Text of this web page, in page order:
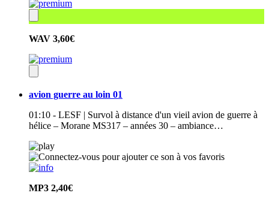
WAV 3,60€
avion guerre au loin 01
01:10 - LESF | Survol à distance d'un vieil avion de guerre à
hélice – Morane MS317 – années 30 – ambiance…
MP3 2,40€